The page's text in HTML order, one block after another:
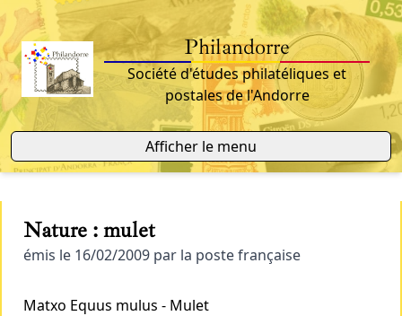
Philandorre
Société d'études philatéliques et
postales de l'Andorre
Afficher le menu
Nature : mulet
émis le 16/02/2009 par la poste française
Matxo Equus mulus - Mulet